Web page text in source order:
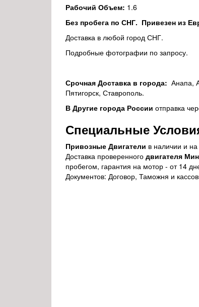
Рабочий Объем: 1.6
Без пробега по СНГ. Привезен из
Доставка в любой город СНГ.
Подробные фотографии по запросу.
Срочная Доставка в города: Анапа,
Пятигорск, Ставрополь.
В Другие города России отправка
Специальные
Привозные Двигатели в наличии и
Доставка проверенного двигателя
пробегом, гарантия на мотор - от 14
Документов: Договор, Таможня и